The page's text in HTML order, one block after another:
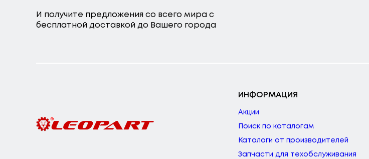
И получите предложения со всего мира с
бесплатной доставкой до Вашего города
ИНФОРМАЦИЯ
Акции
Поиск по каталогам
Каталоги от производителей
Запчасти для техобслуживания